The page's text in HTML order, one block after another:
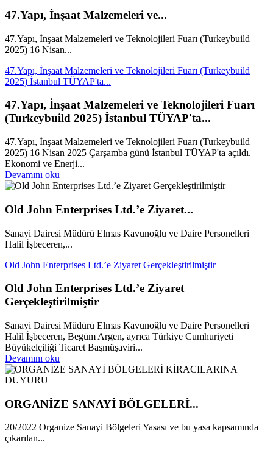
47.Yapı, İnşaat Malzemeleri ve...
47.Yapı, İnşaat Malzemeleri ve Teknolojileri Fuarı (Turkeybuild
2025) 16 Nisan...
47.Yapı, İnşaat Malzemeleri ve Teknolojileri Fuarı (Turkeybuild
2025) İstanbul TÜYAP'ta...
47.Yapı, İnşaat Malzemeleri ve Teknolojileri Fuarı
(Turkeybuild 2025) İstanbul TÜYAP'ta...
47.Yapı, İnşaat Malzemeleri ve Teknolojileri Fuarı (Turkeybuild
2025) 16 Nisan 2025 Çarşamba günü İstanbul TÜYAP'ta açıldı.
Ekonomi ve Enerji...
Devamını oku
Old John Enterprises Ltd.’e Ziyaret...
Sanayi Dairesi Müdürü Elmas Kavunoğlu ve Daire Personelleri
Halil İşbeceren,...
Old John Enterprises Ltd.’e Ziyaret Gerçekleştirilmiştir
Old John Enterprises Ltd.’e Ziyaret
Gerçekleştirilmiştir
Sanayi Dairesi Müdürü Elmas Kavunoğlu ve Daire Personelleri
Halil İşbeceren, Begüm Argen, ayrıca Türkiye Cumhuriyeti
Büyükelçiliği Ticaret Başmüşaviri...
Devamını oku
ORGANİZE SANAYİ BÖLGELERİ...
20/2022 Organize Sanayi Bölgeleri Yasası ve bu yasa kapsamında
çıkarılan...